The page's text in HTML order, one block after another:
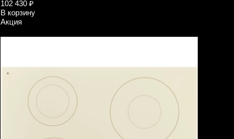
102 430 ₽
В корзину
Акция